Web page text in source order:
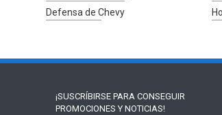
Defensa de Chevy
¡SUSCRÍBIRSE PARA CONSEGUIR
PROMOCIONES Y NOTICIAS!